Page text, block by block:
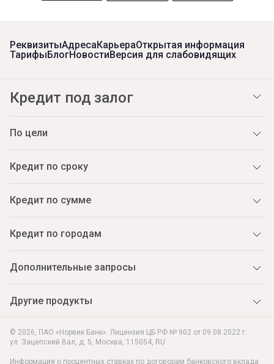
© 2026, ПАО «Норвик Банк». Лицензия ЦБ РФ № 902 от 09.08.2022 г.
ул. Зацепский Вал, д. 5, Москва, 115054, RU
Информация о процентных ставках по договорам банковского вклада
РеквизитыАдресаКарьераОткрытая информация
ТарифыБлогНовостиВерсия для слабовидящих
Кредит под залог
По цели
Кредит по сроку
Кредит по сумме
Кредит по городам
Дополнительные запросы
Другие продукты